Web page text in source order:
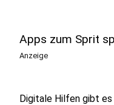
Apps zum Sprit
Anzeige
Digitale Hilfen gibt